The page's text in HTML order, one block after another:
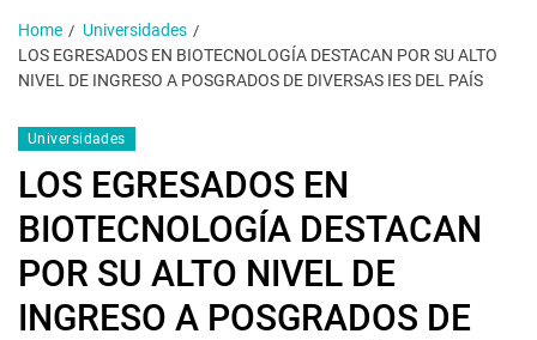
Home
Universidades
LOS EGRESADOS EN BIOTECNOLOGÍA DESTACAN POR SU ALTO
NIVEL DE INGRESO A POSGRADOS DE DIVERSAS IES DEL PAÍS
Universidades
LOS EGRESADOS EN
BIOTECNOLOGÍA DESTACAN
POR SU ALTO NIVEL DE
INGRESO A POSGRADOS DE